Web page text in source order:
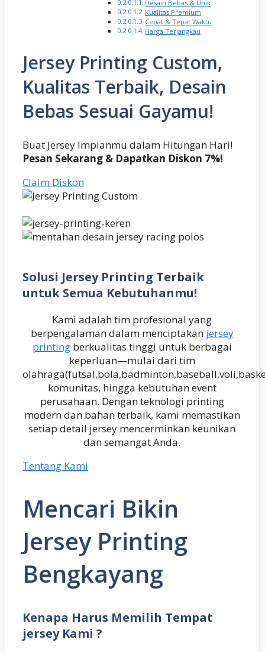
Desain Bebas & Unik
Kualitas Premium
Cepat & Tepat Waktu
Harga Terjangkau
Jersey Printing Custom,
Kualitas Terbaik, Desain
Bebas Sesuai Gayamu!
Buat Jersey Impianmu dalam Hitungan Hari!
Pesan Sekarang & Dapatkan Diskon 7%!
Claim Diskon
Solusi Jersey Printing Terbaik
untuk Semua Kebutuhanmu!
Kami adalah tim profesional yang
berpengalaman dalam menciptakan jersey
printingberkualitas tinggi untuk berbagai
keperluan—mulai dari tim
komunitas, hingga kebutuhan event
perusahaan. Dengan teknologi printing
modern dan bahan terbaik, kami memastikan
setiap detail jersey mencerminkan keunikan
dan semangat Anda.
Tentang Kami
Mencari Bikin
Jersey Printing
Bengkayang
Kenapa Harus Memilih Tempat
jersey Kami ?